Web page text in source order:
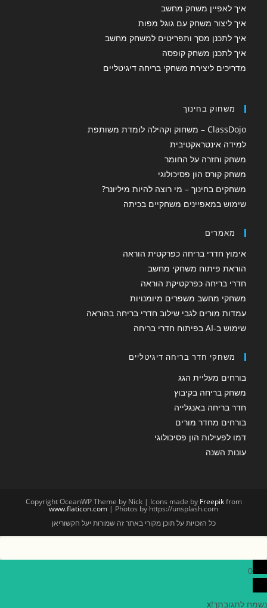
איך לאפיין משחק מחשב
איך ליצור משחק עם גוגל מפות
איך לתכנן מסך ותפריטים למשחק מחשב
איך לתכנן משחק קופסה
מדריכים ליצירת משחקי בריחה דיגיטליים
משחוק בחינוך
ClassDojo – משחוק וקהילה לומדת משותפת
למידה אינטראקטיבית
משחק וחזרה על החומר
משחק קורס הון פסיכולוגי
משחקים בחינוך – מי רוצה להיות מיליונר?
שימוש במאפיינים משחקיים בכיתה
מאמרים
אימוץ חדרי בריחה כפרקטית הוראה
הוראת פיתוח משחקי מחשב
חדרי בריחה כפרקטיקת הוראה
משחקי מחשב משפרים מיומנויות
עמדות מורים לגבי שילוב חדרי בריחה בהוראה
שימוש ב-AI בפיתוח חדרי בריחה
משחקי חדר בריחה דיגיטליים
בורחים מעליית הגג
משחק בריחה בקיבוץ
חדר בריחה באנגלייה
בורחים מחדר מורים
דמו לפעילות הון פסיכולוגי
עונות השנה
Copyright OceanWP Theme by Nick | Icons made by Freepikfrom
www.flaticon.com | Photos by https://unsplash.com
כל הזכויות על תוכן מקורי באתר זה שמורות יעל חקשוריאן
0
נשמח לתגובתך!x